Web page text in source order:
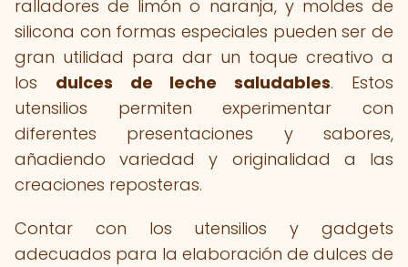
ralladores de limón o naranja, y moldes de
silicona con formas especiales pueden ser de
gran utilidad para dar un toque creativo a
los dulces de leche saludables. Estos
utensilios permiten experimentar con
diferentes presentaciones y sabores,
añadiendo variedad y originalidad a las
creaciones reposteras.
Contar con los utensilios y gadgets
adecuados para la elaboración de dulces de